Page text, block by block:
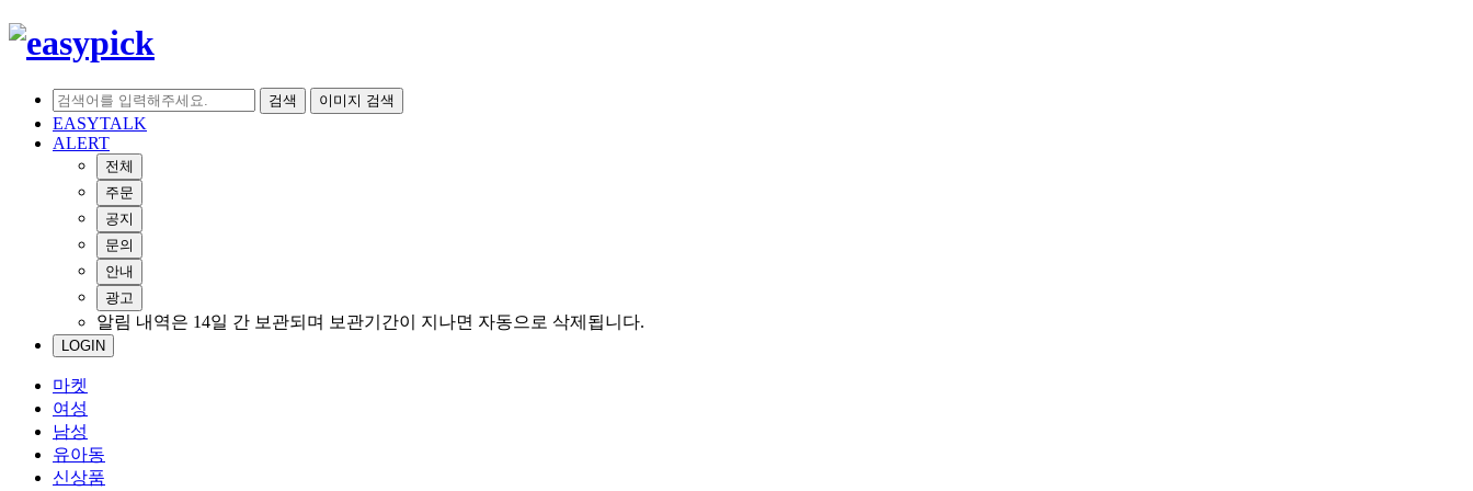
검색 이미지 검색
EASYTALK
ALERT
전체
주문
공지
문의
안내
광고
알림 내역은 14일 간 보관되며 보관기간이 지나면 자동으로 삭제됩니다.
LOGIN
마켓
여성
남성
유아동
신상품